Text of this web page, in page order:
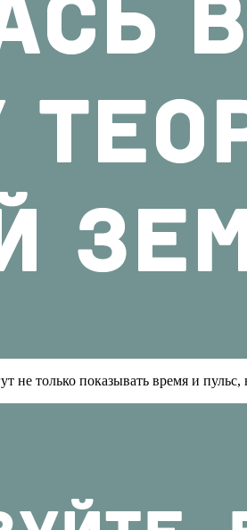
только показывать время и